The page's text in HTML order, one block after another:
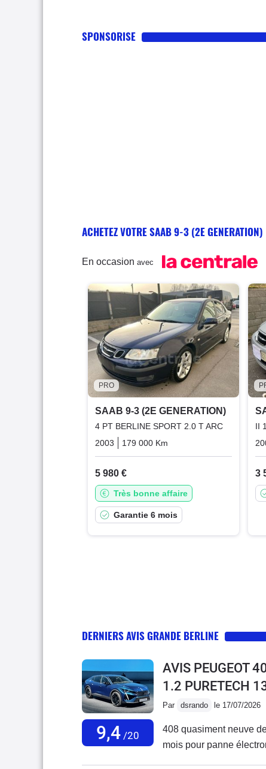
SPONSORISE
ACHETEZ VOTRE SAAB 9-3 (2E GENERATION)
En occasion avec
PRO
SAAB 9-3 (2E GENERATION)
4 PT BERLINE SPORT 2.0 T ARC
2003
179 000 Km Essence
5 980 €
Très bonne affaire
Garantie 6 mois
II
3
DERNIERS AVIS GRANDE BERLINE
9,4 /20
AVIS PEUGEOT
1.2 PURETECH
Par dsrando le 17/07/2026
408 quasiment neuve
mois pour panne